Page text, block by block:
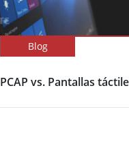
Blog
PCAP vs. Pantallas